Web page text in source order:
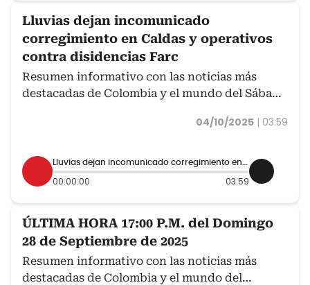
Lluvias dejan incomunicado
corregimiento en Caldas y operativos
contra disidencias Farc
Resumen informativo con las noticias más
destacadas de Colombia y el mundo del Sábado
04/10/2025 | 03:59
00:00:00 03:59
ÚLTIMA HORA 17:00 P.M. del Domingo
28 de Septiembre de 2025
Resumen informativo con las noticias más
destacadas de Colombia y el mundo del